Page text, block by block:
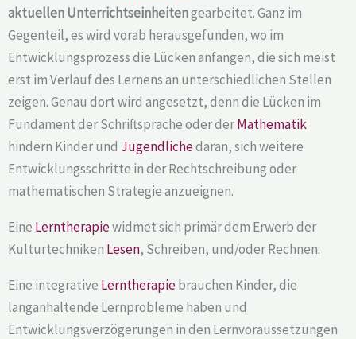
aktuellen Unterrichtseinheitengearbeitet. Ganz im
Gegenteil, es wird vorab herausgefunden, wo im
Entwicklungsprozess die Lücken anfangen, die sich meist
erst im Verlauf des Lernens an unterschiedlichen Stellen
zeigen. Genau dort wird angesetzt, denn die Lücken im
Fundament der Schriftsprache oder derMathematik
hindern Kinder und Jugendlichedaran, sich weitere
Entwicklungsschritte in der Rechtschreibung oder
mathematischen Strategie anzueignen.
Eine Lerntherapiewidmet sich primär dem Erwerb der
Kulturtechniken Lesen, Schreiben, und/oder Rechnen.
Eine integrative Lerntherapiebrauchen Kinder, die
langanhaltende Lernprobleme haben und
Entwicklungsverzögerungen in den Lernvoraussetzungen